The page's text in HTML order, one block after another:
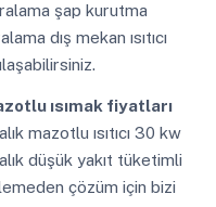
şap kurutma
dış mekan ısıtıcı
ısımak fiyatları
mazotlu ısıtıcı 30 kw
düşük yakıt tüketimli
çözüm için bizi